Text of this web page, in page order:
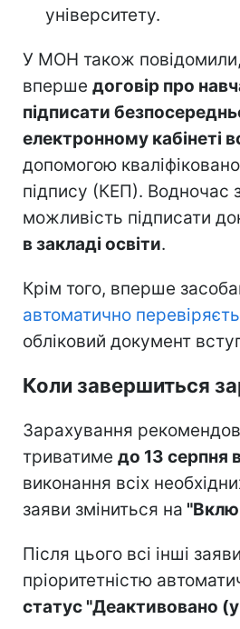
університету.
У МОН також
вперше договір про
підписати
електронному кабінеті
допомогою
підпису (КЕП). Водночас
можливість підписати
в закладі освіти.
Крім того, вперше
автоматично
обліковий документ
Коли завершиться
Зарахування
триватиме до 13 серпня
виконання всіх
заяви зміниться на
Після цього всі інші
пріоритетністю
статус "Деактивовано (у